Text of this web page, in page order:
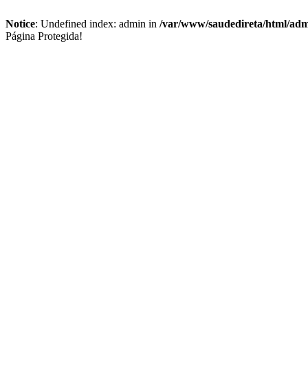
Notice: Undefined index: admin in /var/www/saudedireta/html/
Página Protegida!